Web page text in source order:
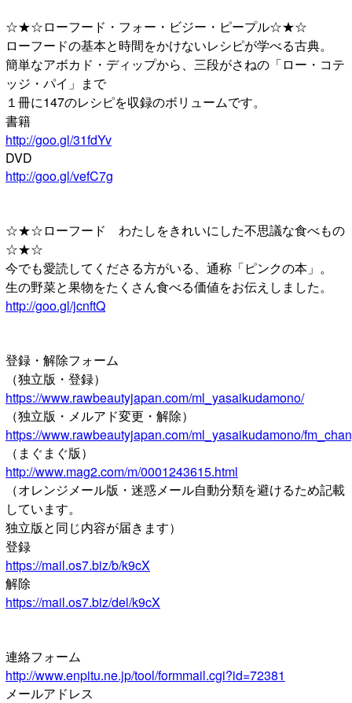
☆★☆ローフード・フォー・ビジー・ピープル☆★☆
ローフードの基本と時間をかけないレシピが学べる古典。
簡単なアボカド・ディップから、三段がさねの「ロー・コテ
ッジ・パイ」まで
１冊に147のレシピを収録のボリュームです。
書籍
http://goo.gl/31fdYv
DVD
http://goo.gl/vefC7g
☆★☆ローフード わたしをきれいにした不思議な食べもの
☆★☆
今でも愛読してくださる方がいる、通称「ピンクの本」。
生の野菜と果物をたくさん食べる価値をお伝えしました。
http://goo.gl/jcnftQ
登録・解除フォーム
（独立版・登録）
https://www.rawbeautyjapan.com/ml_yasaikudamono/
（独立版・メルアド変更・解除）
https://www.rawbeautyjapan.com/ml_yasaikudamono/
（まぐまぐ版）
http://www.mag2.com/m/0001243615.html
（オレンジメール版・迷惑メール自動分類を避けるため記載
しています。
独立版と同じ内容が届きます）
登録
https://mail.os7.biz/b/k9cX
解除
https://mail.os7.biz/del/k9cX
連絡フォーム
http://www.enpitu.ne.jp/tool/formmail.cgi?id=72381
メールアドレス